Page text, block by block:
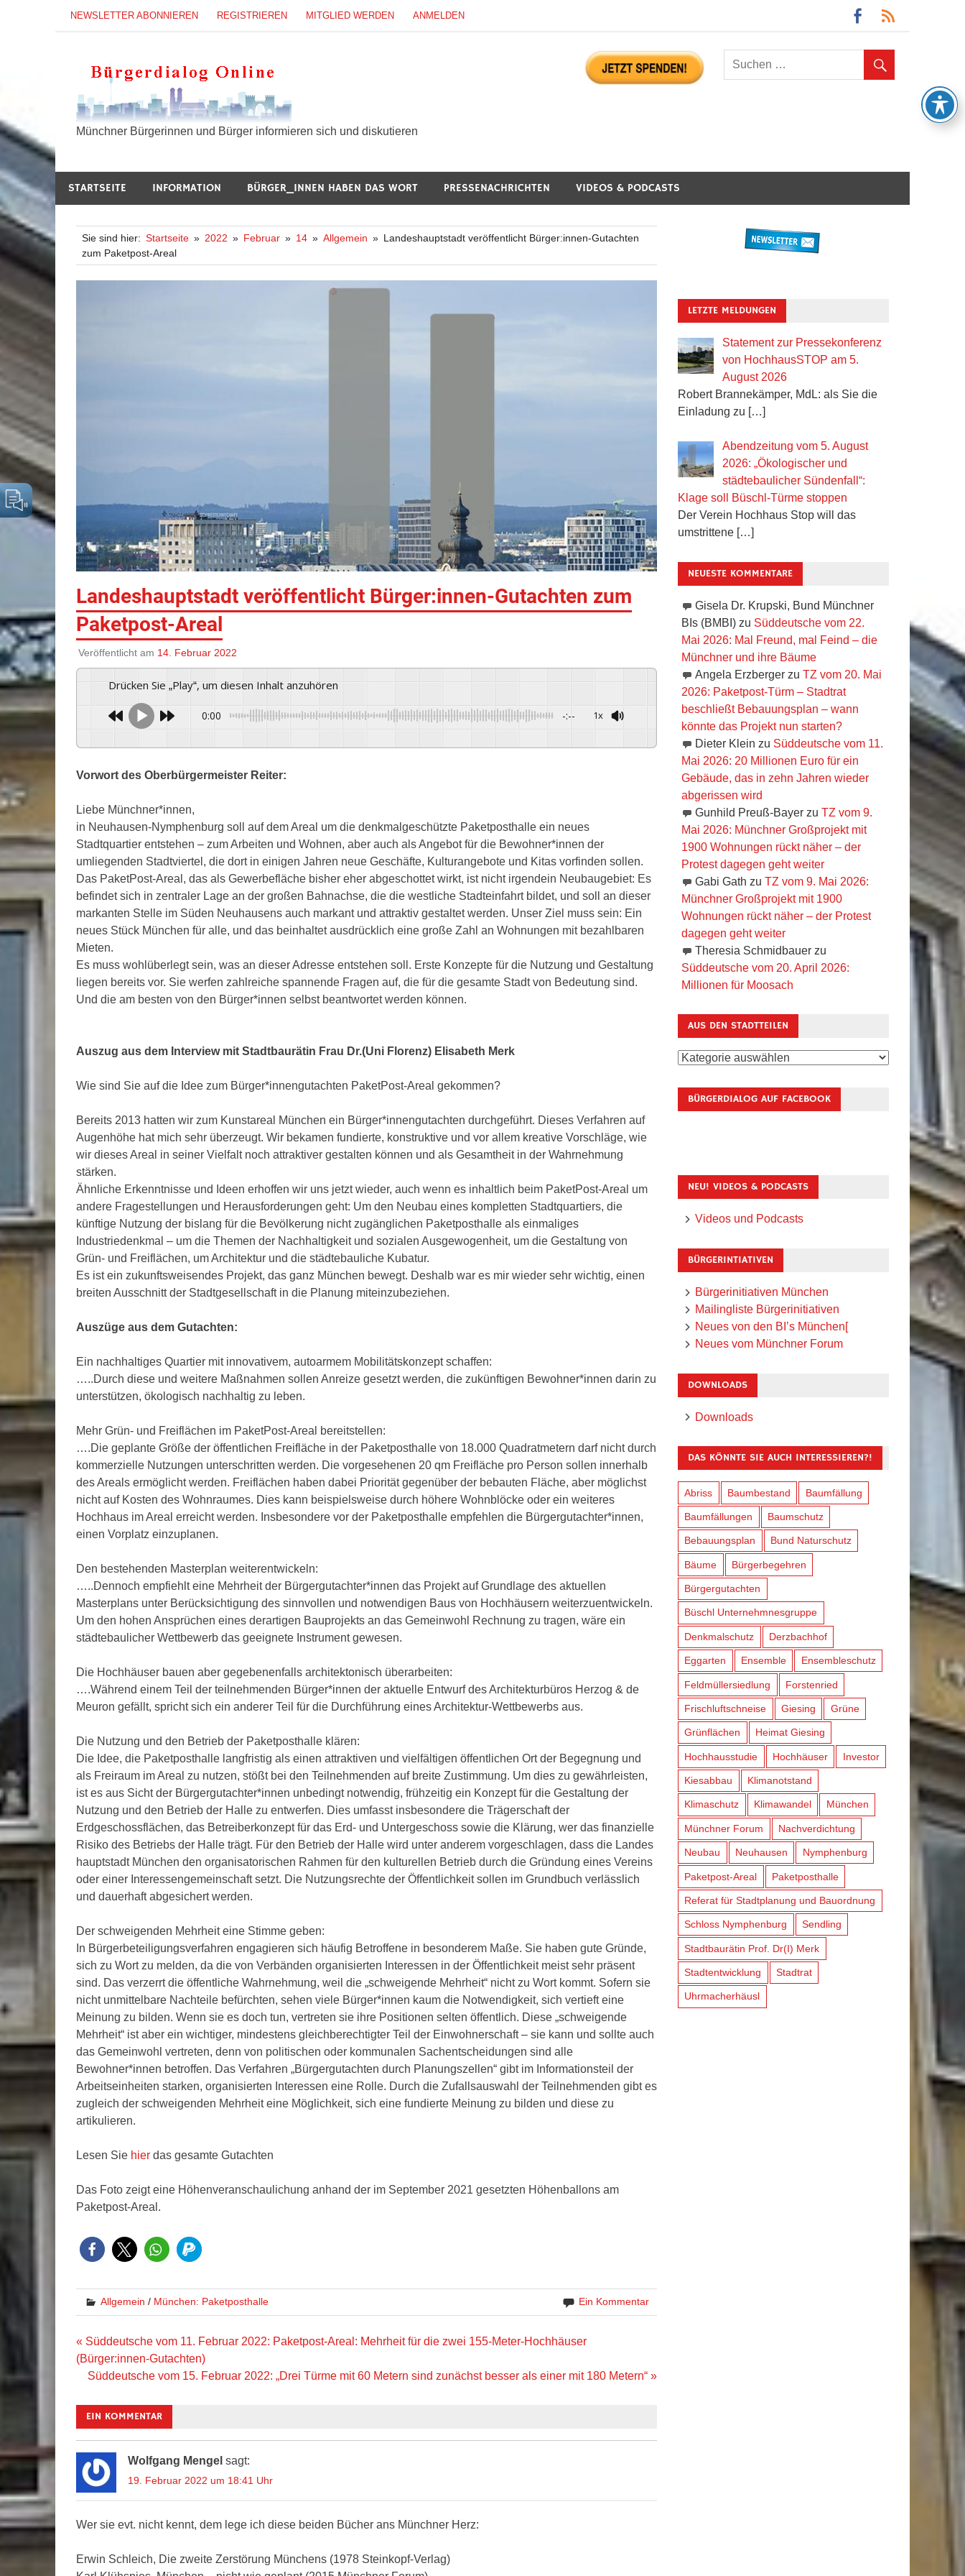
NEWSLETTER ABONNIEREN REGISTRIEREN MITGLIED WERDEN ANMELDEN
Münchner Bürgerinnen und Bürger informieren sich und diskutieren
STARTSEITE INFORMATION BÜRGER_INNEN HABEN DAS WORT PRESSENACHRICHTEN VIDEOS & PODCASTS
Sie sind hier: Startseite 2022 Februar 14 Allgemein
Landeshauptstadt veröffentlicht Bürger:innen-Gutachten
zum Paketpost-Areal
Landeshauptstadt veröffentlicht Bürger:innen-Gutachten zum
Paketpost-Areal
Veröffentlicht am 14. Februar 2022
Drücken Sie „Play“, um diesen Inhalt anzuhören
0:00 -:-- 1x
Vorwort des Oberbürgermeister Reiter:
Liebe Münchner*innen,
in Neuhausen-Nymphenburg soll auf dem Areal um die denkmalgeschützte Paketposthalle ein neues
Stadtquartier entstehen – zum Arbeiten und Wohnen, aber auch als Angebot für die Bewohner*innen der
umliegenden Stadtviertel, die dort in einigen Jahren neue Geschäfte, Kulturangebote und Kitas vorfinden sollen.
Das PaketPost-Areal, das als Gewerbefläche bisher eher abgeschottet wirkt, ist nicht irgendein Neubaugebiet: Es
befindet sich in zentraler Lage an der großen Bahnachse, die die westliche Stadteinfahrt bildet, und soll an dieser
markanten Stelle im Süden Neuhausens auch markant und attraktiv gestaltet werden. Unser Ziel muss sein: Ein
neues Stück München für alle, und das beinhaltet ausdrücklich eine große Zahl an Wohnungen mit bezahlbaren
Mieten.
Es muss wohlüberlegt sein, was an dieser Adresse entstehen soll. Erste Konzepte für die Nutzung und Gestaltung
liegen bereits vor. Sie werfen zahlreiche spannende Fragen auf, die für die gesamte Stadt von Bedeutung sind.
Und die am besten von den Bürger*innen selbst beantwortet werden können.
Auszug aus dem Interview mit Stadtbaurätin Frau Dr.(Uni Florenz) Elisabeth Merk
Wie sind Sie auf die Idee zum Bürger*innengutachten PaketPost-Areal gekommen?
Bereits 2013 hatten wir zum Kunstareal München ein Bürger*innengutachten durchgeführt. Dieses Verfahren auf
Augenhöhe hat mich sehr überzeugt. Wir bekamen fundierte, konstruktive und vor allem kreative Vorschläge, wie
wir dieses Areal in seiner Vielfalt noch attraktiver gestalten können und als Gesamtheit in der Wahrnehmung
stärken.
Ähnliche Erkenntnisse und Ideen erhoffen wir uns jetzt wieder, auch wenn es inhaltlich beim PaketPost-Areal um
andere Fragestellungen und Herausforderungen geht: Um den Neubau eines kompletten Stadtquartiers, die
künftige Nutzung der bislang für die Bevölkerung nicht zugänglichen Paketposthalle als einmaliges
Industriedenkmal – um die Themen der Nachhaltigkeit und sozialen Ausgewogenheit, um die Gestaltung von
Grün- und Freiflächen, um Architektur und die städtebauliche Kubatur.
Es ist ein zukunftsweisendes Projekt, das ganz München bewegt. Deshalb war es mir wieder sehr wichtig, einen
breiten Ausschnitt der Stadtgesellschaft in die Planung miteinzubeziehen.
Auszüge aus dem Gutachten:
Ein nachhaltiges Quartier mit innovativem, autoarmem Mobilitätskonzept schaffen:
…..Durch diese und weitere Maßnahmen sollen Anreize gesetzt werden, die zukünftigen Bewohner*innen darin zu
unterstützen, ökologisch nachhaltig zu leben.
Mehr Grün- und Freiflächen im PaketPost-Areal bereitstellen:
….Die geplante Größe der öffentlichen Freifläche in der Paketposthalle von 18.000 Quadratmetern darf nicht durch
kommerzielle Nutzungen unterschritten werden. Die vorgesehenen 20 qm Freifläche pro Person sollen innerhalb
des Areals ermöglicht werden. Freiflächen haben dabei Priorität gegenüber der bebauten Fläche, aber möglichst
nicht auf Kosten des Wohnraumes. Dies kann beispielsweise durch höhere Wohnblöcke oder ein weiteres
Hochhaus im Areal erreicht werden. Insbesondere vor der Paketposthalle empfehlen die Bürgergutachter*innen,
einen Vorplatz einzuplanen.
Den bestehenden Masterplan weiterentwickeln:
…..Dennoch empfiehlt eine Mehrheit der Bürgergutachter*innen das Projekt auf Grundlage des aktuellen
Masterplans unter Berücksichtigung des sinnvollen und notwendigen Baus von Hochhäusern weiterzuentwickeln.
Um den hohen Ansprüchen eines derartigen Bauprojekts an das Gemeinwohl Rechnung zu tragen, wäre ein
städtebaulicher Wettbewerb das geeignete Instrument gewesen.
Die Hochhäuser bauen aber gegebenenfalls architektonisch überarbeiten:
….Während einem Teil der teilnehmenden Bürger*innen der aktuelle Entwurf des Architekturbüros Herzog & de
Meuron gefällt, spricht sich ein anderer Teil für die Durchführung eines Architektur-Wettbewerbs aus.
Die Nutzung und den Betrieb der Paketposthalle klären:
Die Idee, die Paketposthalle langfristig als einen attraktiven und vielfältigen öffentlichen Ort der Begegnung und
als Freiraum im Areal zu nutzen, stößt bei den Teilnehmenden auf breite Zustimmung. Um dies zu gewährleisten,
ist es aus Sicht der Bürgergutachter*innen unbedingt notwendig, frühzeitig ein Konzept für die Gestaltung der
Nutzung und den Betrieb der Halle zu entwerfen. Dies umfasst insbesondere die Trägerschaft der
Erdgeschossflächen, das Betreiberkonzept für das Erd- und Untergeschoss sowie die Klärung, wer das finanzielle
Risiko des Betriebs der Halle trägt. Für den Betrieb der Halle wird unter anderem vorgeschlagen, dass die Landes
hauptstadt München den organisatorischen Rahmen für den kulturellen Betrieb durch die Gründung eines Vereins
oder einer Interessengemeinschaft setzt. Die Nutzungsrechte der Öffentlichkeit sollen im Grundbuch verlässlich
und dauerhaft abgesichert werden.
Der schweigenden Mehrheit eine Stimme geben:
In Bürgerbeteiligungsverfahren engagieren sich häufig Betroffene in besonderem Maße. Sie haben gute Gründe,
sich zu Wort zu melden, da die von Verbänden organisierten Interessen in der Öffentlichkeit meist sehr präsent
sind. Das verzerrt die öffentliche Wahrnehmung, weil die „schweigende Mehrheit“ nicht zu Wort kommt. Sofern sie
nicht unmittelbare Nachteile befürchten, sehen viele Bürger*innen kaum die Notwendigkeit, sich vertieft eine
Meinung zu bilden. Wenn sie es doch tun, vertreten sie ihre Positionen selten öffentlich. Diese „schweigende
Mehrheit“ ist aber ein wichtiger, mindestens gleichberechtigter Teil der Einwohnerschaft – sie kann und sollte auch
das Gemeinwohl vertreten, denn von politischen oder kommunalen Sachentscheidungen sind alle
Bewohner*innen betroffen. Das Verfahren „Bürgergutachten durch Planungszellen“ gibt im Informationsteil der
Arbeitseinheiten starken, organisierten Interessen eine Rolle. Durch die Zufallsauswahl der Teilnehmenden gibt es
zugleich der schweigenden Mehrheit eine Möglichkeit, sich eine fundierte Meinung zu bilden und diese zu
artikulieren.
Lesen Siehierdas gesamte Gutachten
Das Foto zeigt eine Höhenveranschaulichung anhand der im September 2021 gesetzten Höhenballons am
Paketpost-Areal.
Allgemein / München: Paketposthalle Ein Kommentar
Beitragsnavigation
« Süddeutsche vom 11. Februar 2022: Paketpost-Areal: Mehrheit für die zwei 155-Meter-Hochhäuser
(Bürger:innen-Gutachten)
Süddeutsche vom 15. Februar 2022: „Drei Türme mit 60 Metern sind zunächst besser als einer mit 180 Metern“ »
EIN KOMMENTAR
Wolfgang Mengel sagt:
19. Februar 2022 um 18:41 Uhr
Wer sie evt. nicht kennt, dem lege ich diese beiden Bücher ans Münchner Herz:
Erwin Schleich, Die zweite Zerstörung Münchens (1978 Steinkopf-Verlag)
LETZTE MELDUNGEN
Statement zur Pressekonferenz
von HochhausSTOP am 5.
August 2026
Robert Brannekämper, MdL: als Sie die
Einladung zu […]
Abendzeitung vom 5. August
2026: „Ökologischer und
städtebaulicher Sündenfall“:
Klage soll Büschl-Türme stoppen
Der Verein Hochhaus Stop will das
umstrittene […]
NEUESTE KOMMENTARE
Gisela Dr. Krupski, Bund Münchner
BIs (BMBI)zu Süddeutsche vom 22.
Mai 2026: Mal Freund, mal Feind – die
Münchner und ihre Bäume
Angela Erzbergerzu TZ vom 20. Mai
2026: Paketpost-Türm – Stadtrat
beschließt Bebauungsplan – wann
könnte das Projekt nun starten?
Dieter Klein zu Süddeutsche vom 11.
Mai 2026: 20 Millionen Euro für ein
Gebäude, das in zehn Jahren wieder
abgerissen wird
Gunhild Preuß-Bayerzu TZ vom 9.
Mai 2026: Münchner Großprojekt mit
1900 Wohnungen rückt näher – der
Protest dagegen geht weiter
Gabi Gath zu TZ vom 9. Mai 2026:
Münchner Großprojekt mit 1900
Wohnungen rückt näher – der Protest
dagegen geht weiter
Theresia Schmidbauerzu
Süddeutsche vom 20. April 2026:
Millionen für Moosach
AUS DEN STADTTEILEN
Aus
Stadtteilen
BÜRGERDIALOG AUF FACEBOOK
NEU! VIDEOS & PODCASTS
Videos und Podcasts
BÜRGERINTIATIVEN
Bürgerinitiativen München
Mailingliste Bürgerinitiativen
Neues von den BI’s München[
Neues vom Münchner Forum
DOWNLOADS
Downloads
DAS KÖNNTE SIE AUCH INTERESSIEREN?!
Abriss Baumbestand Baumfällung
Baumfällungen Baumschutz
Bebauungsplan Bund Naturschutz
Bäume Bürgerbegehren
Bürgergutachten
Büschl Unternehmnesgruppe
Denkmalschutz Derzbachhof
Eggarten Ensemble Ensembleschutz
Feldmüllersiedlung Forstenried
Frischluftschneise Giesing Grüne
Grünflächen Heimat Giesing
Hochhausstudie Hochhäuser Investor
Kiesabbau Klimanotstand
Klimaschutz Klimawandel München
Münchner Forum Nachverdichtung
Neubau Neuhausen Nymphenburg
Paketpost-Areal Paketposthalle
Referat für Stadtplanung und Bauordnung
Schloss Nymphenburg Sendling
Stadtbaurätin Prof. Dr(I) Merk
Stadtentwicklung Stadtrat
Uhrmacherhäusl